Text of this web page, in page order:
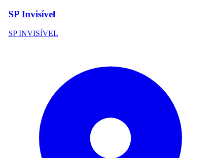
SP Invisível
SP INVISÍVEL